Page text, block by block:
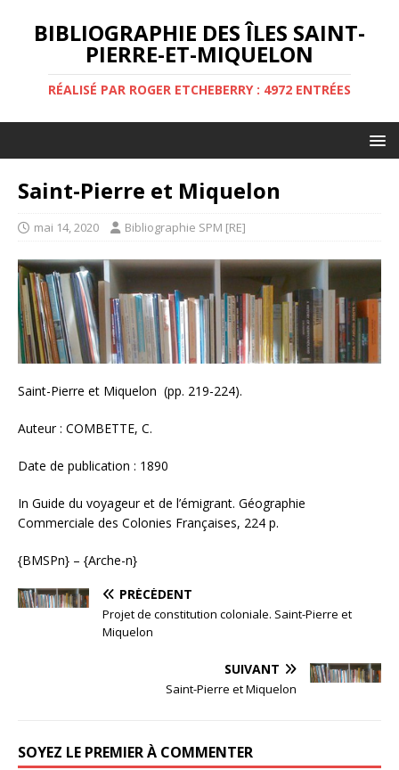
BIBLIOGRAPHIE DES ÎLES SAINT-
PIERRE-ET-MIQUELON
RÉALISÉ PAR ROGER ETCHEBERRY : 4972 ENTRÉES
Saint-Pierre et Miquelon
mai 14, 2020 Bibliographie SPM [RE]
Saint-Pierre et Miquelon (pp. 219-224).
Auteur : COMBETTE, C.
Date de publication : 1890
In Guide du voyageur et de l’émigrant. Géographie
Commerciale des Colonies Françaises, 224 p.
{BMSPn} – {Arche-n}
PRÉCÉDENT
Projet de constitution coloniale. Saint-Pierre et
Miquelon
SUIVANT
Saint-Pierre et Miquelon
SOYEZ LE PREMIER À COMMENTER